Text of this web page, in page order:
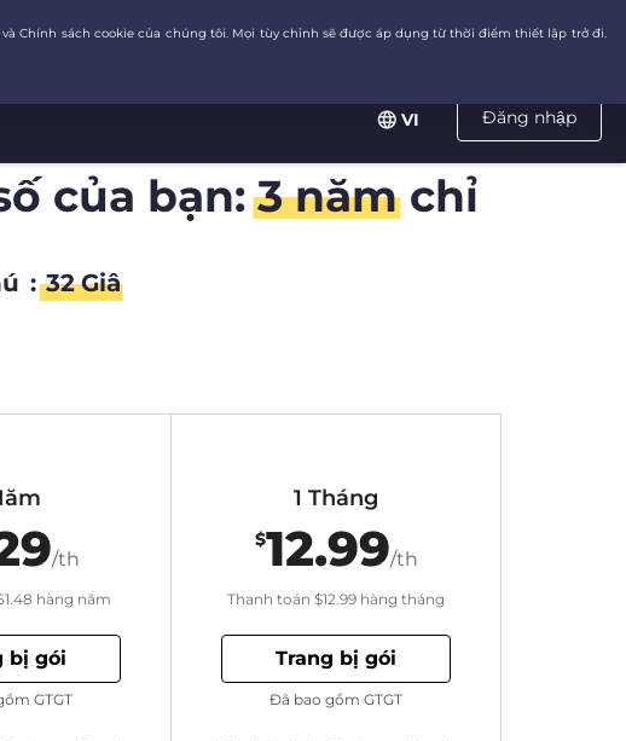
Đăng nhập
VI
của bạn:3 nămchỉ
: 31 Giâ
/th
hàng năm
bị gói
GTGT
1 Tháng
$12.99/th
Thanh toán $12.99 hàng tháng
Trang bị gói
Đã bao gồm GTGT